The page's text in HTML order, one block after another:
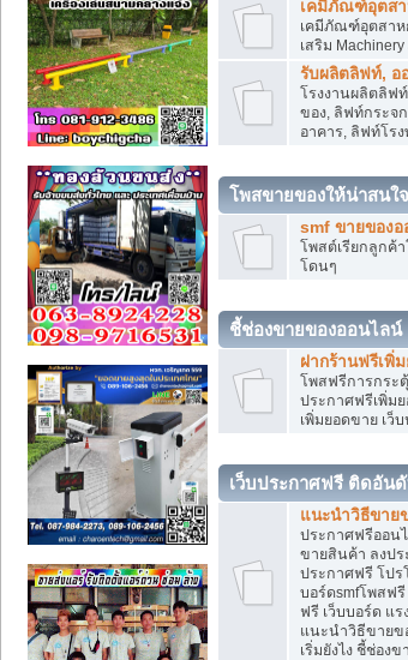
เคมีภัณฑ์อุตสา
เคมีภัณฑ์อุตสาห
เสริม
รับผลิตลิฟท์, อ
โรงงานผลิตลิฟ
ของ, ลิฟท์กระจ
อาคาร, ลิฟท์โร
โพสขายของให้น่าสนใจ
smf ขายของอ
โพสต์เรียกลูกค้
โดนๆ
ชี้ช่องขายของออนไลน์
ฝากร้านฟรีเพิ่
โพสฟรีการกระ
ประกาศฟรีเพิ่ม
เพิ่มยอดขาย เว็
เว็บประกาศฟรี ติดอัน
แนะนำวิธีขาย
ประกาศฟรีออน
ขายสินค้า ลงปร
ประกาศฟรี โปร
บอร์ดsmfโพสฟ
ฟรี เว็บบอร์ด แ
แนะนำวิธีขายข
เริ่มยังไง ชี้ช่อง